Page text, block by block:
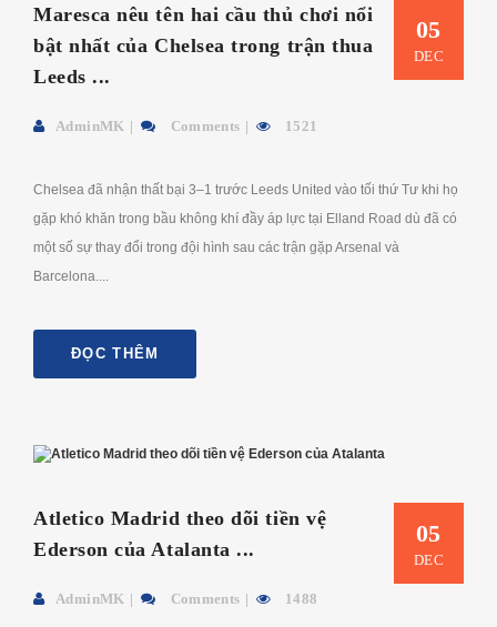
05
DEC
Maresca nêu tên hai cầu thủ chơi nổi
bật nhất của Chelsea trong trận thua
Leeds ...
AdminMK Comments 1521
Chelsea đã nhận thất bại 3–1 trước Leeds United vào tối thứ Tư khi họ
gặp khó khăn trong bầu không khí đầy áp lực tại Elland Road dù đã có
một số sự thay đổi trong đội hình sau các trận gặp Arsenal và
Barcelona....
ĐỌC THÊM
05
DEC
Atletico Madrid theo dõi tiền vệ
Ederson của Atalanta ...
AdminMK Comments 1488